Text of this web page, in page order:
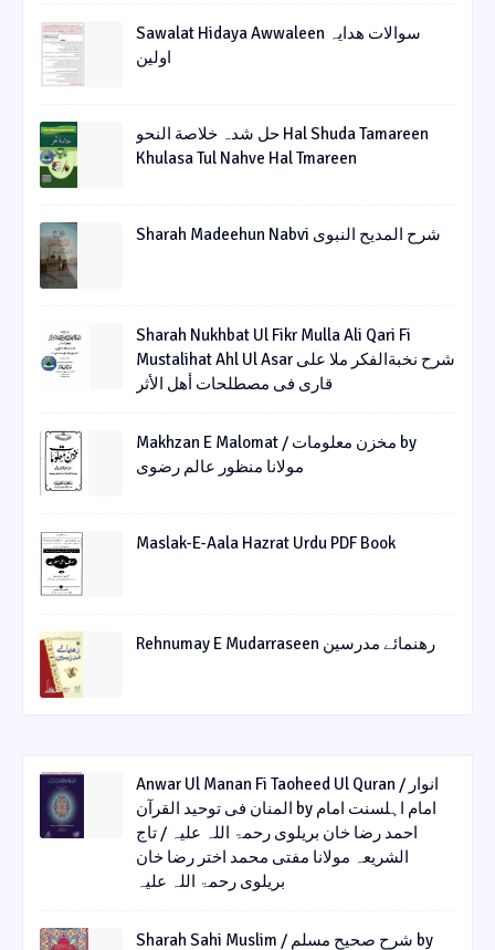
Sawalat Hidaya Awwaleen سوالات ھدایہ
اولین
حل شدہ خلاصة النحو Hal Shuda Tamareen
Khulasa Tul Nahve Hal Tmareen
Sharah Madeehun Nabvi شرح المدیح النبوی
Sharah Nukhbat Ul Fikr Mulla Ali Qari Fi
Mustalihat Ahl Ul Asar شرح نخبةالفکر ملا علی
قاری فی مصطلحات أھل الأثر
Makhzan E Malomat / مخزن معلومات by
مولانا منظور عالم رضوی
Maslak-E-Aala Hazrat Urdu PDF Book
Rehnumay E Mudarraseen رهنمائے مدرسین
Anwar Ul Manan Fi Taoheed Ul Quran / انوار
المنان فی توحید القرآن by امام اہلسنت امام
احمد رضا خان بریلوی رحمۃ اللہ علیہ / تاج
الشریعہ مولانا مفتی محمد اختر رضا خان
بریلوی رحمۃ اللہ علیہ
Sharah Sahi Muslim / شرح صحیح مسلم by